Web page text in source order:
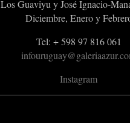
Los Guaviyu y José Ignacio-
Diciembre, Enero y
Tel: + 598 97 816 061
Instagram